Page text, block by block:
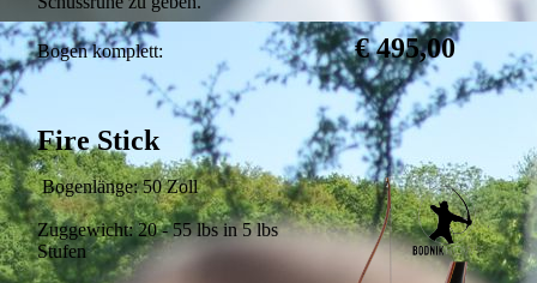
Bogen komplett:€ 495,00
Fire Stick
Bogenlänge: 50 Zoll
Zuggewicht: 20 - 55 lbs in 5 lbs
Stufen